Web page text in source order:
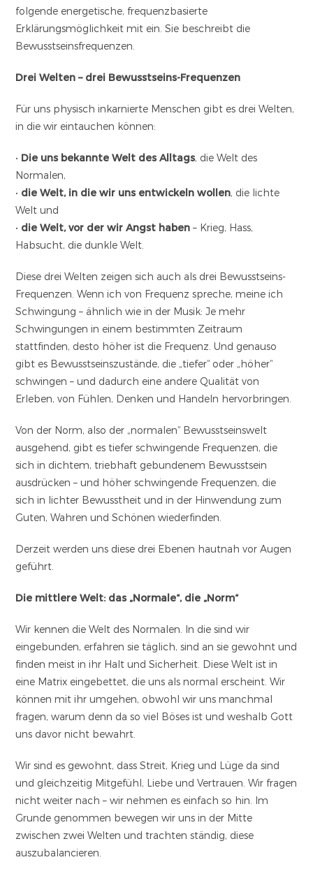
folgende energetische, frequenzbasierte
Erklärungsmöglichkeit mit ein. Sie beschreibt die
Bewusstseinsfrequenzen.
Drei Welten – drei Bewusstseins-Frequenzen
Für uns physisch inkarnierte Menschen gibt es drei Welten,
in die wir eintauchen können:
• Die uns bekannte Welt des Alltags, die Welt des
Normalen,
• die Welt, in die wir uns entwickeln wollen, die lichte
Welt und
• die Welt, vor der wir Angst haben – Krieg, Hass,
Habsucht, die dunkle Welt.
Diese drei Welten zeigen sich auch als drei Bewusstseins-
Frequenzen. Wenn ich von Frequenz spreche, meine ich
Schwingung – ähnlich wie in der Musik: Je mehr
Schwingungen in einem bestimmten Zeitraum
stattfinden, desto höher ist die Frequenz. Und genauso
gibt es Bewusstseinszustände, die „tiefer“ oder „höher“
schwingen – und dadurch eine andere Qualität von
Erleben, von Fühlen, Denken und Handeln hervorbringen.
Von der Norm, also der „normalen“ Bewusstseinswelt
ausgehend, gibt es tiefer schwingende Frequenzen, die
sich in dichtem, triebhaft gebundenem Bewusstsein
ausdrücken – und höher schwingende Frequenzen, die
sich in lichter Bewusstheit und in der Hinwendung zum
Guten, Wahren und Schönen wiederfinden.
Derzeit werden uns diese drei Ebenen hautnah vor Augen
geführt.
Die mittlere Welt: das „Normale“, die „Norm“
Wir kennen die Welt des Normalen. In die sind wir
eingebunden, erfahren sie täglich, sind an sie gewohnt und
finden meist in ihr Halt und Sicherheit. Diese Welt ist in
eine Matrix eingebettet, die uns als normal erscheint. Wir
können mit ihr umgehen, obwohl wir uns manchmal
fragen, warum denn da so viel Böses ist und weshalb Gott
uns davor nicht bewahrt.
Wir sind es gewohnt, dass Streit, Krieg und Lüge da sind
und gleichzeitig Mitgefühl, Liebe und Vertrauen. Wir fragen
nicht weiter nach – wir nehmen es einfach so hin. Im
Grunde genommen bewegen wir uns in der Mitte
zwischen zwei Welten und trachten ständig, diese
auszubalancieren.